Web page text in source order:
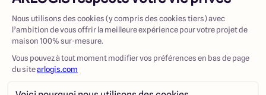
Mentions légales
@ Maisons ARLOGIS 2023